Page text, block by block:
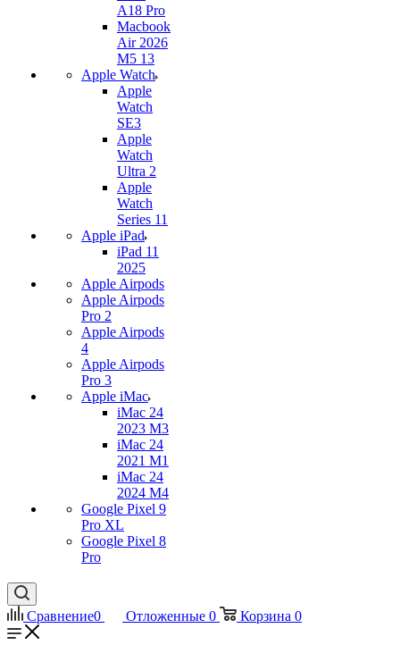
A18 Pro
Macbook
Air 2026
M5 13
Apple Watch
Apple
Watch
SE3
Apple
Watch
Ultra 2
Apple
Watch
Series 11
Apple iPad
iPad 11
2025
Apple Airpods
Apple Airpods
Pro 2
Apple Airpods
4
Apple Airpods
Pro 3
Apple iMac
iMac 24
2023 M3
iMac 24
2021 M1
iMac 24
2024 M4
Google Pixel 9
Pro XL
Google Pixel 8
Pro
Сравнение0 Отложенные 0 Корзина 0